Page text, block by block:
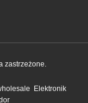
zastrzeżone.
Elektronik